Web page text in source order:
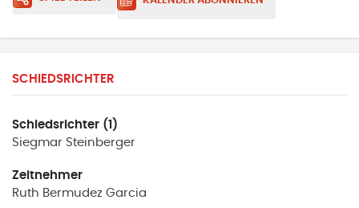
SCHIEDSRICHTER
Schiedsrichter (1)
Siegmar Steinberger
Zeitnehmer
Ruth Bermudez Garcia